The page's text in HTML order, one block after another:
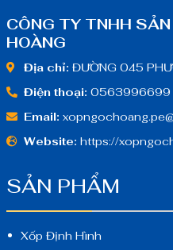
CÔNG TY TNHH
HOÀNG
Địa chỉ: ĐƯỜNG 045
Điện thoại: 0563996699
Email:
Website: https://
SẢN PHẨM
Xốp Định Hình